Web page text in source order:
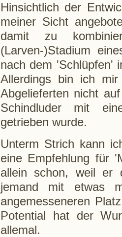
Hinsichtlich der
meiner Sicht
damit zu
(Larven-)Stadium
nach dem 'Schlüpfen'
Allerdings bin ich
Abgelieferten nicht
Schindluder mit
getrieben wurde.
Unterm Strich kann
eine Empfehlung für
allein schon, weil er
jemand mit etwas
angemesseneren
Potential hat der
allemal.